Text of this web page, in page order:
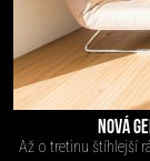
NOVÁ
Až o tretinu štíhlejší